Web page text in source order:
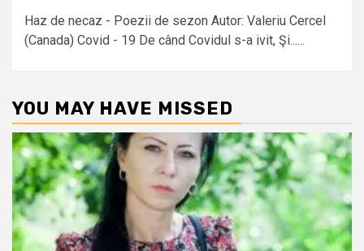
Haz de necaz - Poezii de sezon Autor: Valeriu Cercel
(Canada) Covid - 19 De când Covidul s-a ivit, Şi......
YOU MAY HAVE MISSED